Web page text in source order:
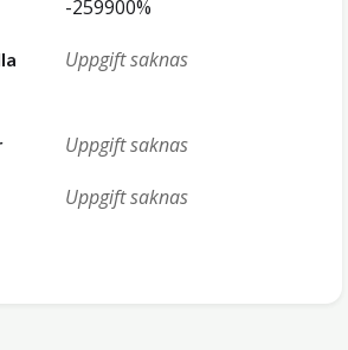
-259900%
Uppgift saknas
Uppgift saknas
Uppgift saknas